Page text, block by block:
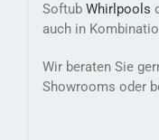
Softub Whirlpools
auch in
Wir beraten Sie
Showrooms oder